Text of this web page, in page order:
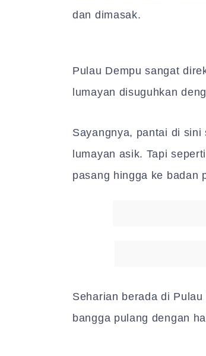
dan dimasak.
Pulau Dempu sangat
lumayan disuguhkan
Sayangnya, pantai di
lumayan asik. Tapi
pasang hingga ke badan
Seharian berada di
bangga pulang dengan